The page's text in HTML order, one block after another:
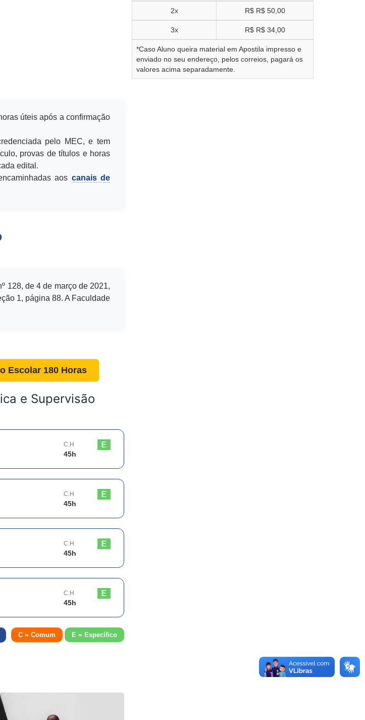
úteis após a confirmação
pelo MEC, e tem
provas de títulos e horas
edital.
aos canais de
128, de 4 de março de 2021,
1, página 88. A Faculdade
Escolar 180 Horas
e Supervisão
C.H
45h
C.H
45h
C.H
45h
C.H
45h
C = Comum E = Específico
2x R$ R$ 50,00
3x R$ R$ 34,00
*Caso Aluno queira material em Apostila impresso e
enviado no seu endereço, pelos correios, pagará os
valores acima separadamente.